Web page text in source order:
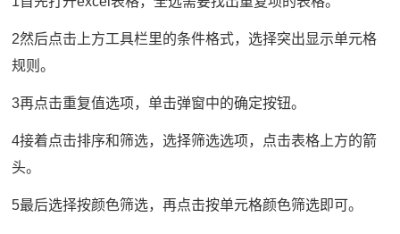
2然后点击上方工具栏里的条件格式，选择突出显示单元格
规则。
3再点击重复值选项，单击弹窗中的确定按钮。
4接着点击排序和筛选，选择筛选选项，点击表格上方的箭
头。
5最后选择按颜色筛选，再点击按单元格颜色筛选即可。